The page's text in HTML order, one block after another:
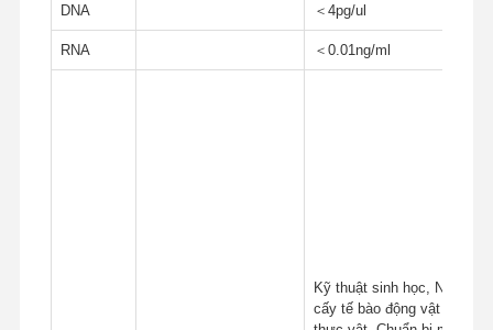
DNA ＜4pg/ul
RNA ＜0.01ng/ml
Kỹ thuật sinh học, Nuôi
cấy tế bào động vật và